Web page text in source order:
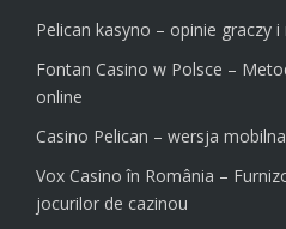
Pelican kasyno – opinie graczy
Fontan Casino w Polsce –
online
Casino Pelican – wersja
Vox Casino în România –
jocurilor de cazinou